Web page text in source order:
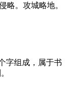
略。攻城略地。
字组成，属于书